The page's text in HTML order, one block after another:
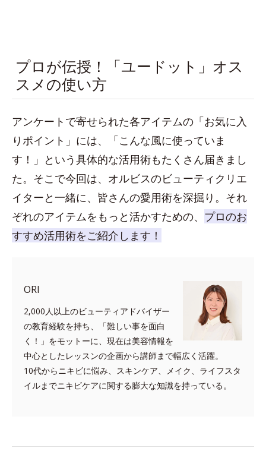
プロが伝授！「ユードット」オス
スメの使い方
アンケートで寄せられた各アイテムの「お気に入
りポイント」には、「こんな風に使っていま
す！」という具体的な活用術もたくさん届きまし
た。そこで今回は、オルビスのビューティクリエ
イターと一緒に、皆さんの愛用術を深掘り。それ
ぞれのアイテムをもっと活かすための、 プロのお
すすめ活用術をご紹介します！
ORI
2,000人以上のビューティアドバイザー
の教育経験を持ち、「難しい事を面白
く！」をモットーに、現在は美容情報を
中心としたレッスンの企画から講師まで幅広く活躍。
10代からニキビに悩み、スキンケア、メイク、ライフスタ
イルまでニキビケアに関する膨大な知識を持っている。